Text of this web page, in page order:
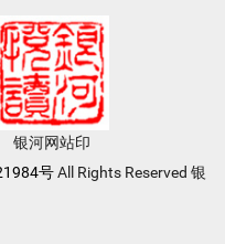
银河网站印
号All Rights Reserved 银